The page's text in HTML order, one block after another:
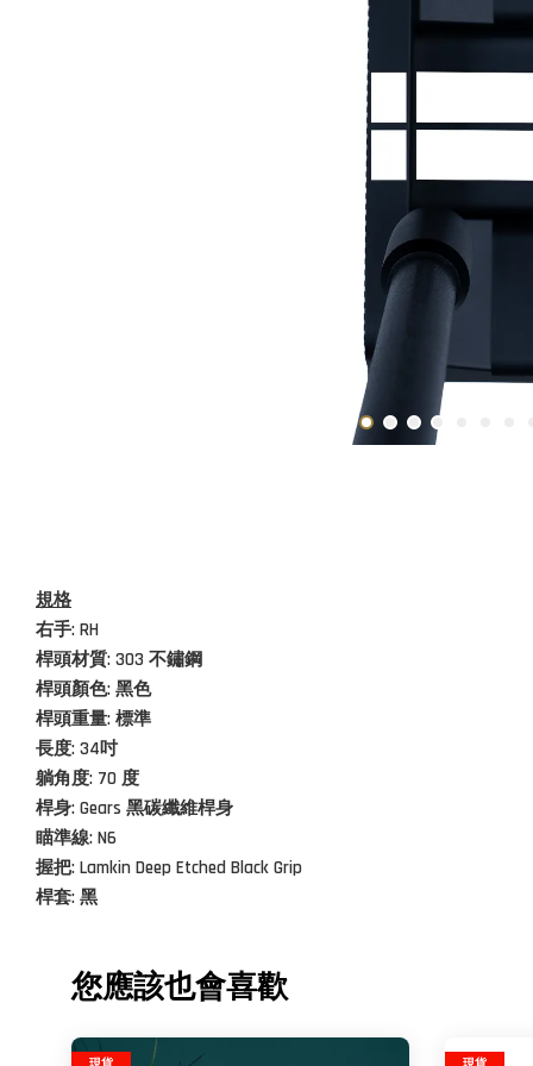
規格
右手: RH
桿頭材質: 303 不鏽鋼
桿頭顏色: 黑色
桿頭重量: 標準
長度: 34吋
躺角度: 70 度
桿身: Gears 黑碳纖維桿身
瞄準線: N6
握把: Lamkin Deep Etched Black Grip
桿套: 黑
您應該也會喜歡
現貨 現貨